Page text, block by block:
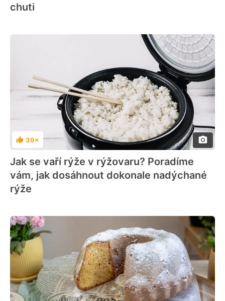
chuti
Hodnocení
39×
Jak se vaří rýže v rýžovaru? Poradíme
vám, jak dosáhnout dokonale nadýchané
rýže